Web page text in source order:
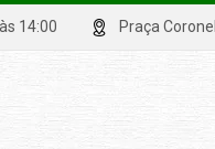
às 14:00 Praça